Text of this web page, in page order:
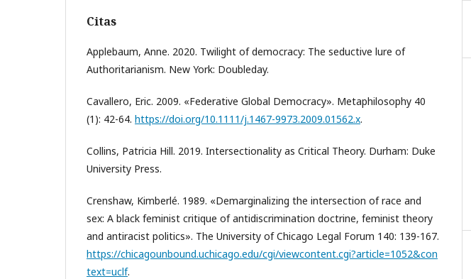
Citas
Applebaum, Anne. 2020. Twilight of democracy: The seductive lure of
Authoritarianism. New York: Doubleday.
Cavallero, Eric. 2009. «Federative Global Democracy». Metaphilosophy 40
(1): 42-64. https://doi.org/10.1111/j.1467-9973.2009.01562.x.
Collins, Patricia Hill. 2019. Intersectionality as Critical Theory. Durham: Duke
University Press.
Crenshaw, Kimberlé. 1989. «Demarginalizing the intersection of race and
sex: A black feminist critique of antidiscrimination doctrine, feminist theory
and antiracist politics». The University of Chicago Legal Forum 140: 139-167.
https://chicagounbound.uchicago.edu/cgi/viewcontent.cgi?article=1052&con
text=uclf.